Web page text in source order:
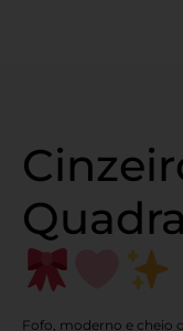
Fofo, moderno e cheio